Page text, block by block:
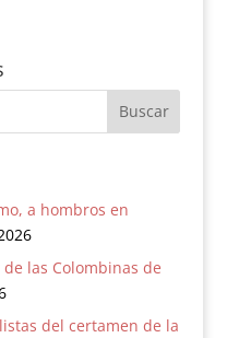
a hombros en
las Colombinas de
del certamen de la